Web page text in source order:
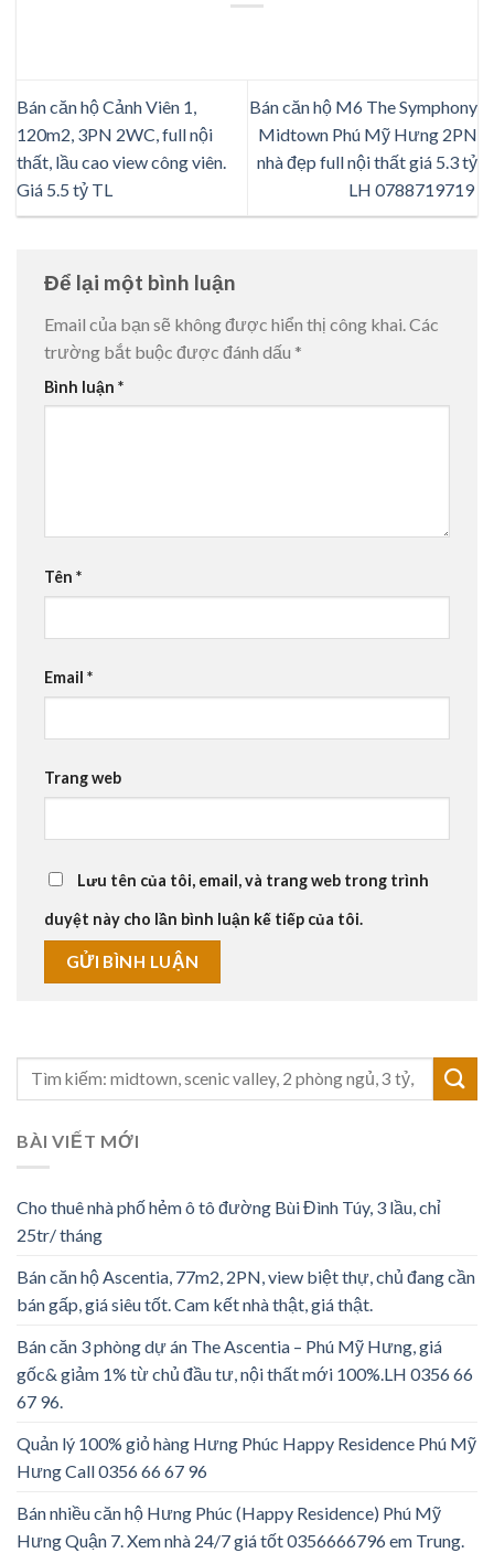
Bán căn hộ Cảnh Viên 1,
120m2, 3PN 2WC, full nội
thất, lầu cao view công viên.
Giá 5.5 tỷ TL
Bán căn hộ M6 The Symphony
Midtown Phú Mỹ Hưng 2PN
nhà đẹp full nội thất giá 5.3 tỷ
LH 0788719719
Để lại một bình luận
Email của bạn sẽ không được hiển thị công khai. Các
trường bắt buộc được đánh dấu *
Bình luận *
Tên *
Email *
Trang web
Lưu tên của tôi, email, và trang web trong trình
duyệt này cho lần bình luận kế tiếp của tôi.
BÀI VIẾT MỚI
Cho thuê nhà phố hẻm ô tô đường Bùi Đình Túy, 3 lầu, chỉ
25tr/ tháng
Bán căn hộ Ascentia, 77m2, 2PN, view biệt thự, chủ đang cần
bán gấp, giá siêu tốt. Cam kết nhà thật, giá thật.
Bán căn 3 phòng dự án The Ascentia – Phú Mỹ Hưng, giá
gốc& giảm 1% từ chủ đầu tư, nội thất mới 100%.LH 0356 66
67 96.
Quản lý 100% giỏ hàng Hưng Phúc Happy Residence Phú Mỹ
Hưng Call 0356 66 67 96
Bán nhiều căn hộ Hưng Phúc (Happy Residence) Phú Mỹ
Hưng Quận 7. Xem nhà 24/7 giá tốt 0356666796 em Trung.